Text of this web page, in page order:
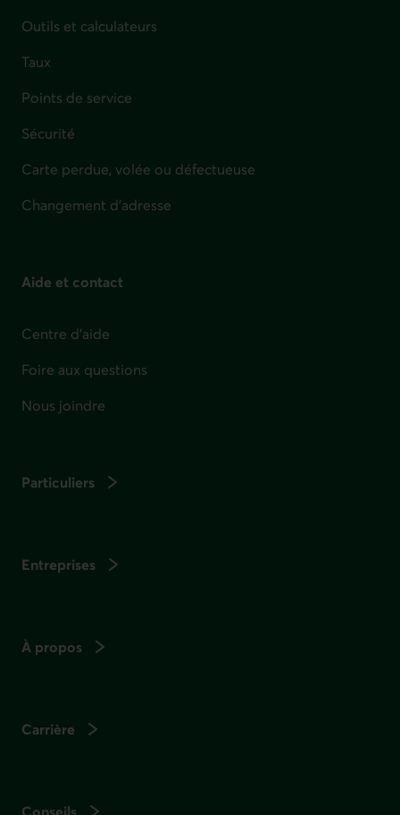
Outils et calculateurs
Taux
Points de service
Sécurité
Carte perdue, volée ou défectueuse
Changement d'adresse
Aide et contact
Centre d'aide
Foire aux questions
Nous joindre
Particuliers
Entreprises
À propos
Carrière
Conseils